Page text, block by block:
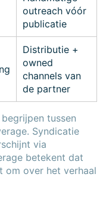
outreach vóór
publicatie
Distributie +
owned
channels van
de partner
tussen
Syndicatie
via
betekent dat
om over het verhaal